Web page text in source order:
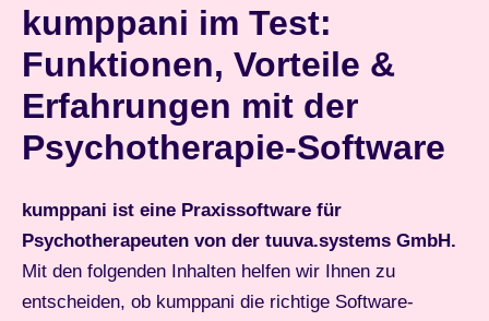
Menu
kumppani im Test:
Funktionen, Vorteile &
Erfahrungen mit der
Psychotherapie-Software
kumppani ist eine Praxissoftware für
Psychotherapeuten von der tuuva.systems GmbH.
Mit den folgenden Inhalten helfen wir Ihnen zu
entscheiden, ob kumppani die richtige Software-